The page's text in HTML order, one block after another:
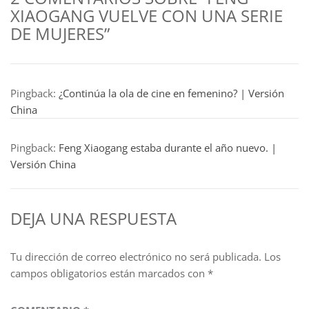
XIAOGANG VUELVE CON UNA SERIE
DE MUJERES”
Pingback: ¿Continúa la ola de cine en femenino? | Versión
China
Pingback: Feng Xiaogang estaba durante el año nuevo. |
Versión China
DEJA UNA RESPUESTA
Tu dirección de correo electrónico no será publicada. Los
campos obligatorios están marcados con *